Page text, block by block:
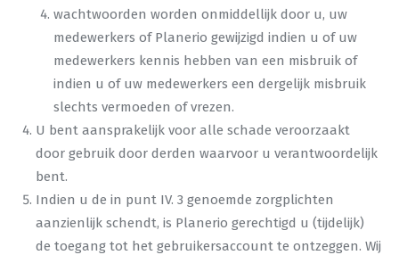
wachtwoorden worden onmiddellijk door u, uw
medewerkers of Planerio gewijzigd indien u of uw
medewerkers kennis hebben van een misbruik of
indien u of uw medewerkers een dergelijk misbruik
slechts vermoeden of vrezen.
U bent aansprakelijk voor alle schade veroorzaakt
door gebruik door derden waarvoor u verantwoordelijk
bent.
Indien u de in punt IV. 3 genoemde zorgplichten
aanzienlijk schendt, is Planerio gerechtigd u (tijdelijk)
de toegang tot het gebruikersaccount te ontzeggen. Wij